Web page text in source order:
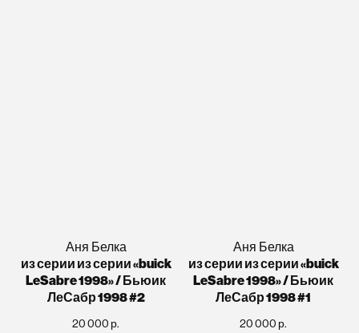
Аня Белка
из серии из серии «buick
LeSabre 1998» / Бьюик
ЛеСабр 1998 #2
20 000 р.
Аня Белка
из серии из серии «buick
LeSabre 1998» / Бьюик
ЛеСабр 1998 #1
20 000 р.